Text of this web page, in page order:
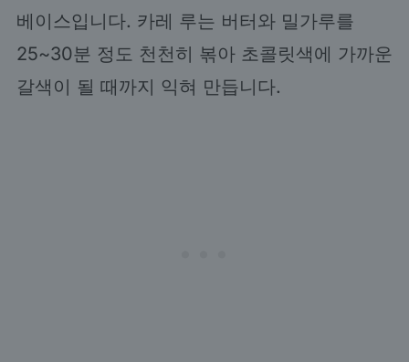
베이스입니다. 카레 루는 버터와 밀가루를
25~30분 정도 천천히 볶아 초콜릿색에 가까운
갈색이 될 때까지 익혀 만듭니다.